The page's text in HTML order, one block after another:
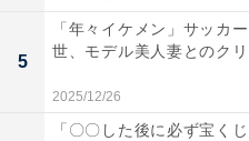
5
「年々イケメン」サッカ
世、モデル美人妻とのク
2025/12/26
「〇〇した後に必ず宝く